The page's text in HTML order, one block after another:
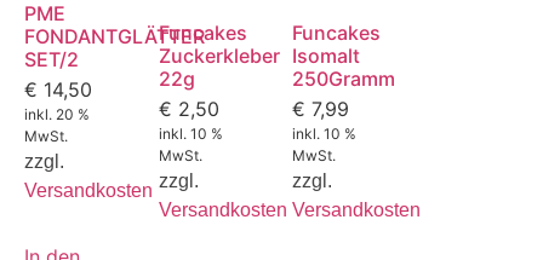
PME
FONDANTGLÄTTER
SET/2
€ 14,50
inkl. 20 %
MwSt.
zzgl.
Versandkosten
Funcakes
Zuckerkleber
22g
€ 2,50
inkl. 10 %
MwSt.
zzgl.
Versandkosten
Funcakes
Isomalt
250Gramm
€ 7,99
inkl. 10 %
MwSt.
zzgl.
Versandkosten